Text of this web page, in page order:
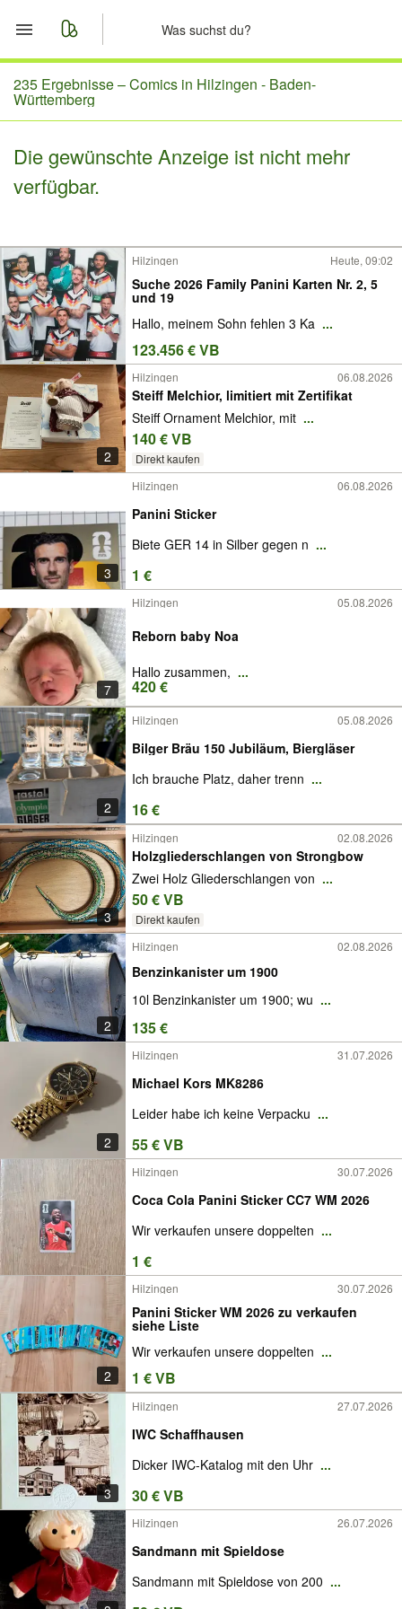
Start
Merkliste
Nachrichten
235 Ergebnisse –Comics in Hilzingen - Baden-
Württemberg
Die gewünschte Anzeige ist nicht mehr
verfügbar.
Hilzingen Heute, 09:02
Suche 2026 Family Panini Karten Nr. 2, 5
und 19
Hallo, meinem Sohn fehlen 3 Ka ...
123.456 € VB
2
Hilzingen 06.08.2026
Steiff Melchior, limitiert mit Zertifikat
Steiff Ornament Melchior, mit ...
140 € VB
Direkt kaufen
3
Hilzingen 06.08.2026
Panini Sticker
Biete GER 14 in Silber gegen n ...
1 €
7
Hilzingen 05.08.2026
Reborn baby Noa
Hallo zusammen, ...
420 €
2
Hilzingen 05.08.2026
Bilger Bräu 150 Jubiläum, Biergläser
Ich brauche Platz, daher trenn ...
16 €
3
Hilzingen 02.08.2026
Holzgliederschlangen von Strongbow
Zwei Holz Gliederschlangen von ...
50 € VB
Direkt kaufen
2
Hilzingen 02.08.2026
Benzinkanister um 1900
10l Benzinkanister um 1900; wu ...
135 €
2
Hilzingen 31.07.2026
Michael Kors MK8286
Leider habe ich keine Verpacku ...
55 € VB
Hilzingen 30.07.2026
Coca Cola Panini Sticker CC7 WM 2026
Wir verkaufen unsere doppelten ...
1 €
2
Hilzingen 30.07.2026
Panini Sticker WM 2026 zu verkaufen
siehe Liste
Wir verkaufen unsere doppelten ...
1 € VB
3
Hilzingen 27.07.2026
IWC Schaffhausen
Dicker IWC-Katalog mit den Uhr ...
30 € VB
Hilzingen 26.07.2026
Sandmann mit Spieldose
Sandmann mit Spieldose von 200 ...